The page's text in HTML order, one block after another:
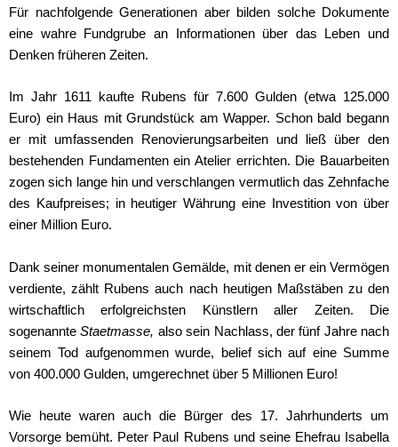
Für nachfolgende Generationen aber bilden solche Dokumente
eine wahre Fundgrube an Informationen über das Leben und
Denken früheren Zeiten.
Im Jahr 1611 kaufte Rubens für 7.600 Gulden (etwa 125.000
Euro) ein Haus mit Grundstück am Wapper. Schon bald begann
er mit umfassenden Renovierungsarbeiten und ließ über den
bestehenden Fundamenten ein Atelier errichten. Die Bauarbeiten
zogen sich lange hin und verschlangen vermutlich das Zehnfache
des Kaufpreises; in heutiger Währung eine Investition von über
einer Million Euro.
Dank seiner monumentalen Gemälde, mit denen er ein Vermögen
verdiente, zählt Rubens auch nach heutigen Maßstäben zu den
wirtschaftlich erfolgreichsten Künstlern aller Zeiten. Die
sogenannteStaetmasse, also sein Nachlass, der fünf Jahre nach
seinem Tod aufgenommen wurde, belief sich auf eine Summe
von 400.000 Gulden, umgerechnet über 5 Millionen Euro!
Wie heute waren auch die Bürger des 17. Jahrhunderts um
Vorsorge bemüht. Peter Paul Rubens und seine Ehefrau Isabella